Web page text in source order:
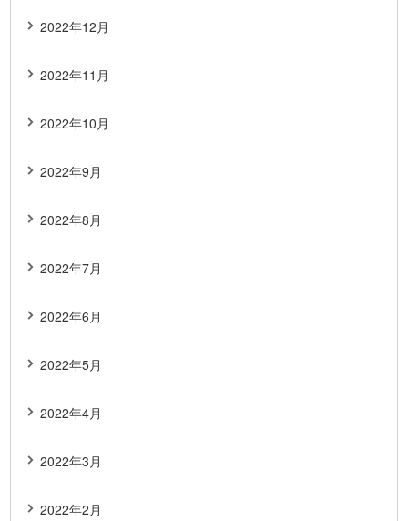
2022年12月
2022年11月
2022年10月
2022年9月
2022年8月
2022年7月
2022年6月
2022年5月
2022年4月
2022年3月
2022年2月